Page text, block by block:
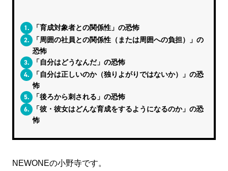
1. 「育成対象者との関係性」の恐怖
2.
「周囲の社員との関係性（または周囲への負担）」の
恐怖
3. 「自分はどうなんだ」の恐怖
4.
「自分は正しいのか（独りよがりではないか）」の恐
怖
5. 「後ろから刺される」の恐怖
6.
「彼・彼女はどんな育成をするようになるのか」の恐
怖
NEWONEの小野寺です。